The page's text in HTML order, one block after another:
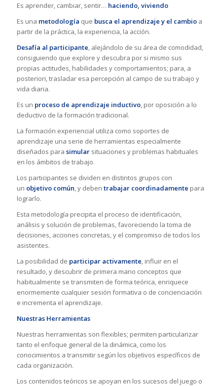
Es aprender, cambiar, sentir… haciendo, viviendo
Es una metodología que busca el aprendizaje y el cambioa
partir de la práctica, la experiencia, la acción.
Desafía al participante , alejándolo de su área de comodidad,
consiguiendo que explore y descubra por si mismo sus
propias actitudes, habilidades y comportamientos; para, a
posteriori, trasladar esa percepción al campo de su trabajo y
vida diaria.
Es un proceso de aprendizaje inductivo, por oposición a lo
deductivo de la formación tradicional.
La formación experiencial utiliza como soportes de
aprendizaje una serie de herramientas especialmente
diseñados para simularsituaciones y problemas habituales
en los ámbitos de trabajo.
Los participantes se dividen en distintos grupos con
un objetivo común, y deben trabajar coordinadamente para
lograrlo.
Esta metodología precipita el proceso de identificación,
análisis y solución de problemas, favoreciendo la toma de
decisiones, acciones concretas, y el compromiso de todos los
asistentes.
La posibilidad de participar activamente, influir en el
resultado, y descubrir de primera mano conceptos que
habitualmente se transmiten de forma teórica, enriquece
enormemente cualquier sesión formativa o de concienciación
e incrementa el aprendizaje.
Nuestras Herramientas
Nuestras herramientas son flexibles; permiten particularizar
tanto el enfoque general de la dinámica, como los
conocimientos a transmitir según los objetivos específicos de
cada organización.
Los contenidos teóricos se apoyan en los sucesos del juego o